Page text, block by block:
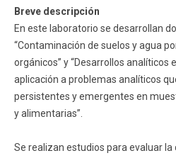
Breve descripción
En este laboratorio se desarrollan
“Contaminación de suelos y agua
orgánicos” y “Desarrollos analíticos
aplicación a problemas analíticos
persistentes y emergentes en
y alimentarias”.
Se realizan estudios para evaluar